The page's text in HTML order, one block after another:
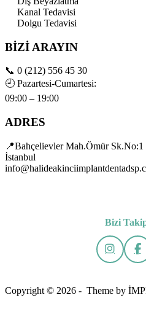
Kanal Tedavisi
Dolgu Tedavisi
BİZİ ARAYIN
📞 0 (212) 556 45 30
🕘 Pazartesi-Cumartesi:
09:00 – 19:00
ADRES
📍Bahçelievler Mah.Ömür
İstanbul
Bizi
Copyright © 2026 - Theme by